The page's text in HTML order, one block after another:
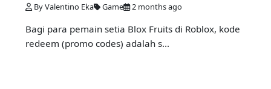
By Valentino Eka Game 2 months ago
Bagi para pemain setia Blox Fruits di Roblox, kode
redeem (promo codes) adalah s...